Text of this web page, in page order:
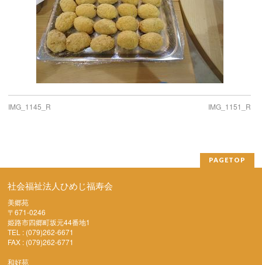
IMG_1145_R IMG_1151_R
PAGETOP
社会福祉法人ひめじ福寿会
美郷苑
〒671-0246
姫路市四郷町坂元44番地1
TEL : (079)262-6671
FAX : (079)262-6771
和好苑